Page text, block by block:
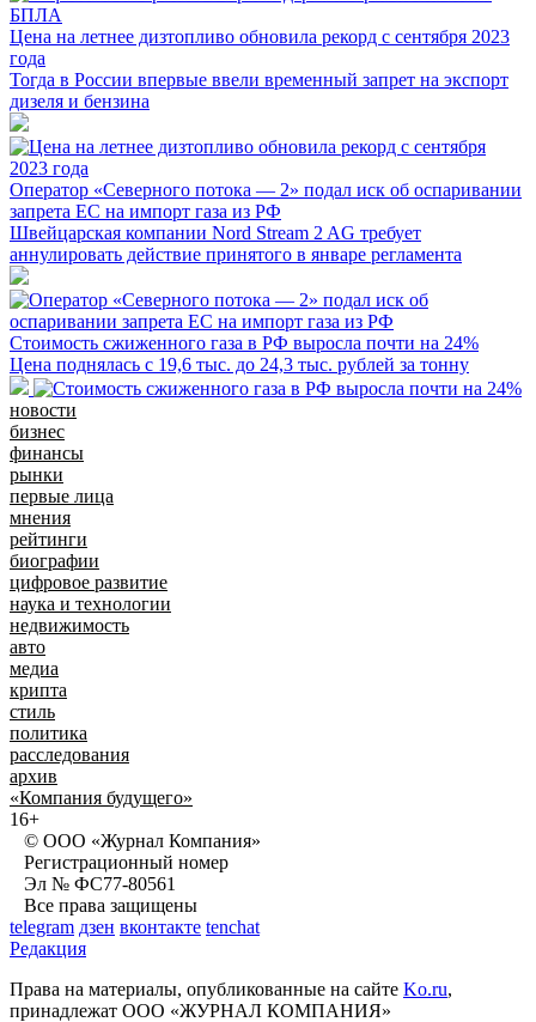
Цена на летнее дизтопливо обновила рекорд с сентября 2023
года
Тогда в России впервые ввели временный запрет на экспорт
дизеля и бензина
Оператор «Северного потока — 2» подал иск об оспаривании
запрета ЕС на импорт газа из РФ
Швейцарская компании Nord Stream 2 AG требует
аннулировать действие принятого в январе регламента
Стоимость сжиженного газа в РФ выросла почти на 24%
Цена поднялась с 19,6 тыс. до 24,3 тыс. рублей за тонну
новости
бизнес
финансы
рынки
первые лица
мнения
рейтинги
биографии
цифровое развитие
наука и технологии
недвижимость
авто
медиа
крипта
стиль
политика
расследования
архив
«Компания будущего»
16+
© ООО «Журнал Компания»
Регистрационный номер
Эл № ФС77-80561
Все права защищены
telegram дзен вконтакте tenchat
Редакция
Права на материалы, опубликованные на сайте Ko.ru,
принадлежат ООО «ЖУРНАЛ КОМПАНИЯ»